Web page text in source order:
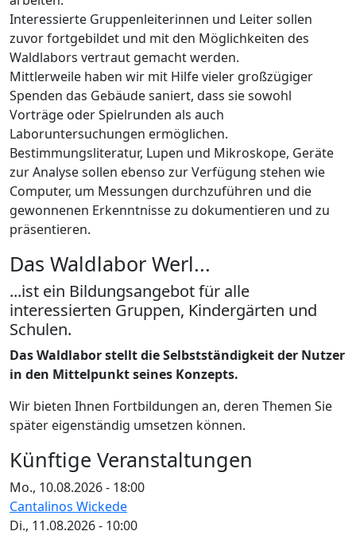
Interessierte Gruppenleiterinnen und Leiter sollen
zuvor fortgebildet und mit den Möglichkeiten des
Waldlabors vertraut gemacht werden.
Mittlerweile haben wir mit Hilfe vieler großzügiger
Spenden das Gebäude saniert, dass sie sowohl
Vorträge oder Spielrunden als auch
Laboruntersuchungen ermöglichen.
Bestimmungsliteratur, Lupen und Mikroskope, Geräte
zur Analyse sollen ebenso zur Verfügung stehen wie
Computer, um Messungen durchzuführen und die
gewonnenen Erkenntnisse zu dokumentieren und zu
präsentieren.
Das Waldlabor Werl...
...ist ein Bildungsangebot für alle
interessierten Gruppen, Kindergärten und
Schulen.
Das Waldlabor stellt die Selbstständigkeit der Nutzer
in den Mittelpunkt seines Konzepts.
Wir bieten Ihnen Fortbildungen an, deren Themen Sie
später eigenständig umsetzen können.
Künftige Veranstaltungen
Mo., 10.08.2026 - 18:00
Cantalinos Wickede
Di., 11.08.2026 - 10:00